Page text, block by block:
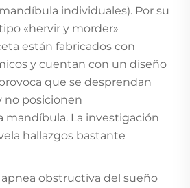
individuales). Por su
«hervir y morder»
están fabricados con
y cuentan con un diseño
que se desprendan
no posicionen
mandíbula. La investigación
hallazgos bastante
obstructiva del sueño